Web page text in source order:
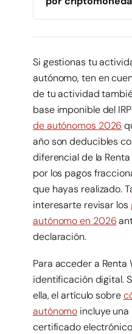
Si gestionas tu
autónomo, ten en
de tu actividad
base imponible del
de autónomos 2026
año son deducibles
diferencial de la
por los pagos
que hayas realizado.
interesarte revisar los
autónomo en 2026
declaración.
Para acceder a Renta
identificación digital.
ella, el artículo sobre
autónomo incluye
certificado